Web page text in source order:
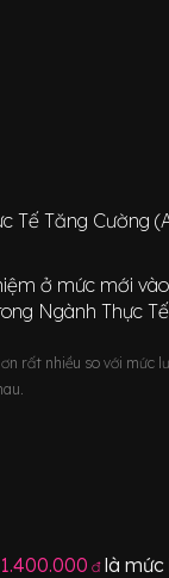
Tế Tăng Cường
ở mức mới
Ngành Thực
rất nhiều so với mức
đlà mức